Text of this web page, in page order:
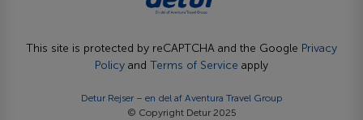
This site is protected by reCAPTCHA and the Google Privacy
Policy and Terms of Service apply
Detur Rejser – en del af Aventura Travel Group
© Copyright Detur 2025